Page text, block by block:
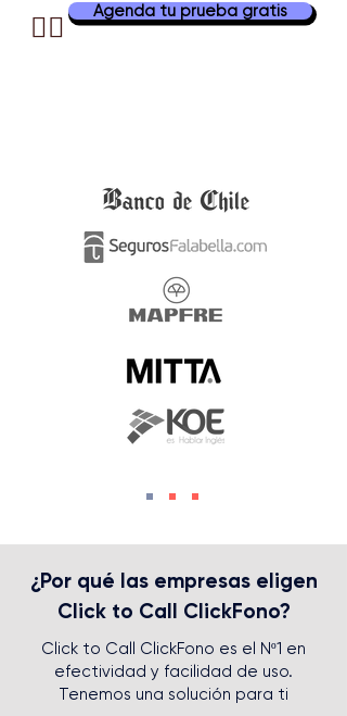
👉🏼 Agenda tu prueba gratis
¿Por qué las empresas eligen
Click to Call ClickFono?
Click to Call ClickFono es el Nº1 en
efectividad y facilidad de uso.
Tenemos una solución para ti